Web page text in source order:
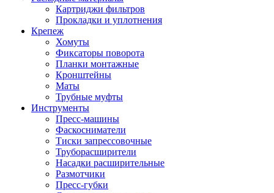
Картриджи фильтров
Прокладки и уплотнения
Крепеж
Хомуты
Фиксаторы поворота
Планки монтажные
Кронштейны
Маты
Трубные муфты
Инструменты
Пресс-машины
Фаскосниматели
Тиски запрессовочные
Труборасширители
Насадки расширительные
Размотчики
Пресс-губки